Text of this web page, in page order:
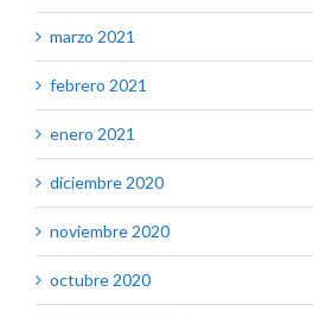
marzo 2021
febrero 2021
enero 2021
diciembre 2020
noviembre 2020
octubre 2020